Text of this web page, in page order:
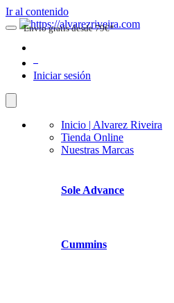
Ir al contenido
Iniciar sesión
Inicio | Alvarez Riveira
Tienda Online
Nuestras Marcas
Sole Advance
Cummins
Envio gratis desde 79€*